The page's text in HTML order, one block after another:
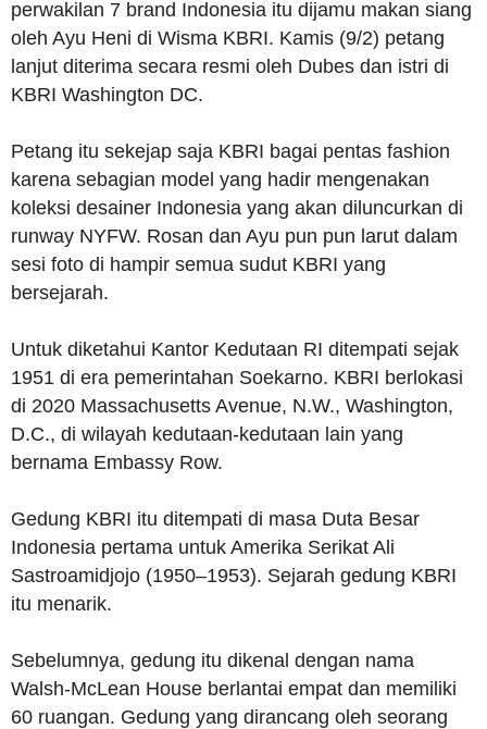
perwakilan 7 brand Indonesia itu dijamu makan siang
oleh Ayu Heni di Wisma KBRI. Kamis (9/2) petang
lanjut diterima secara resmi oleh Dubes dan istri di
KBRI Washington DC.
Petang itu sekejap saja KBRI bagai pentas fashion
karena sebagian model yang hadir mengenakan
koleksi desainer Indonesia yang akan diluncurkan di
runway NYFW. Rosan dan Ayu pun pun larut dalam
sesi foto di hampir semua sudut KBRI yang
bersejarah.
Untuk diketahui Kantor Kedutaan RI ditempati sejak
1951 di era pemerintahan Soekarno. KBRI berlokasi
di 2020 Massachusetts Avenue, N.W., Washington,
D.C., di wilayah kedutaan-kedutaan lain yang
bernama Embassy Row.
Gedung KBRI itu ditempati di masa Duta Besar
Indonesia pertama untuk Amerika Serikat Ali
Sastroamidjojo (1950–1953). Sejarah gedung KBRI
itu menarik.
Sebelumnya, gedung itu dikenal dengan nama
Walsh-McLean House berlantai empat dan memiliki
60 ruangan. Gedung yang dirancang oleh seorang